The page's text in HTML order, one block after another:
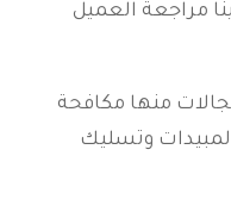
مراجعة العميل
منها مكافحة
وتسليك